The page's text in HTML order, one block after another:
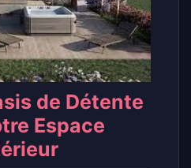
de Détente
Espace